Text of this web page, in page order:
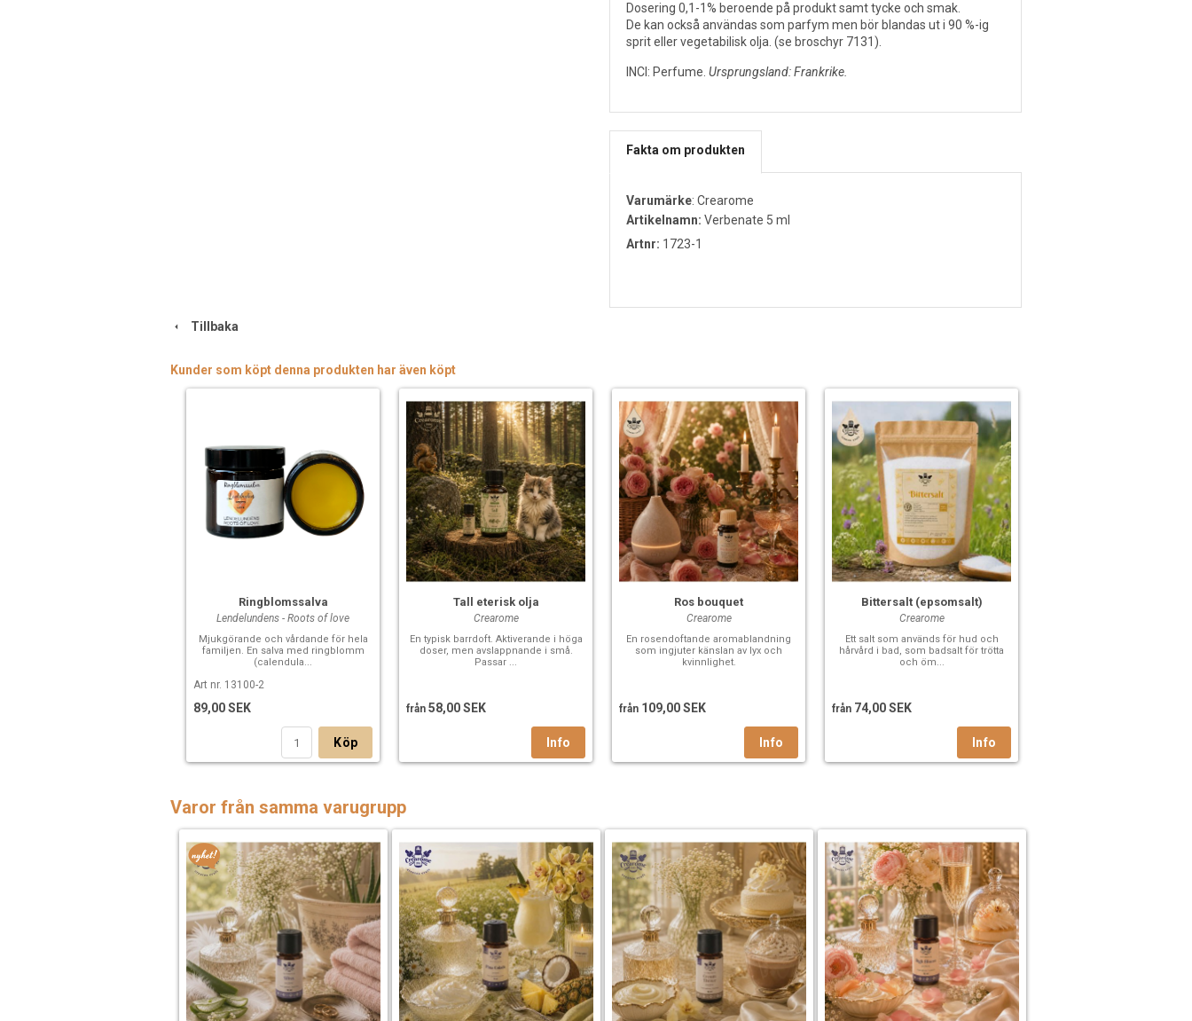
Dosering 0,1-1% beroende på produkt samt tycke och smak.
De kan också användas som parfym men bör blandas ut i 90 %-ig
sprit eller vegetabilisk olja. (se broschyr 7131).
INCI: Perfume. Ursprungsland: Frankrike.
Fakta om produkten
Varumärke: Crearome
Artikelnamn: Verbenate 5 ml
Artnr: 1723-1
Tillbaka
Kunder som köpt denna produkten har även köpt
Ringblomssalva
Lendelundens - Roots of love
Mjukgörande och vårdande för hela
familjen. En salva med ringblomm
(calendula...
Art nr. 13100-2
89,00 SEK
Köp
Tall eterisk olja
Crearome
En typisk barrdoft. Aktiverande i höga
doser, men avslappnande i små.
Passar ...
från 58,00 SEK
Ros bouquet
Crearome
En rosendoftande aromablandning
som ingjuter känslan av lyx och
kvinnlighet.
från 109,00 SEK
Bittersalt (epsomsalt)
Crearome
Ett salt som används för hud och
hårvård i bad, som badsalt för trötta
och öm...
från 74,00 SEK
Varor från samma varugrupp